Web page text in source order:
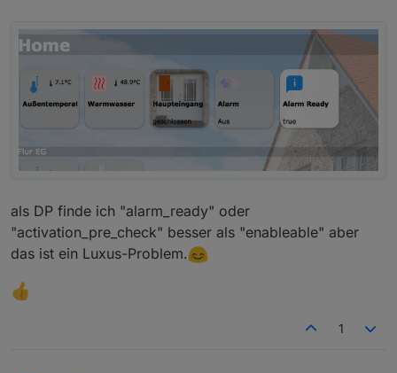
als DP finde ich "alarm_ready" oder
"activation_pre_check" besser als "enableable" aber
das ist ein Luxus-Problem.
1